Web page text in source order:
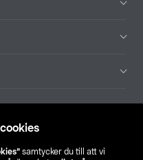
samtycker du till att vi